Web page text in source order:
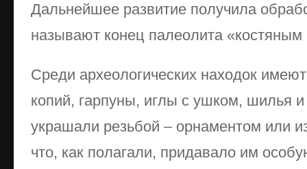
Дальнейшее развитие получила
называют конец палеолита «костяным
Среди археологических находок
копий, гарпуны, иглы с ушком, шилья
украшали резьбой – орнаментом или
что, как полагали, придавало им